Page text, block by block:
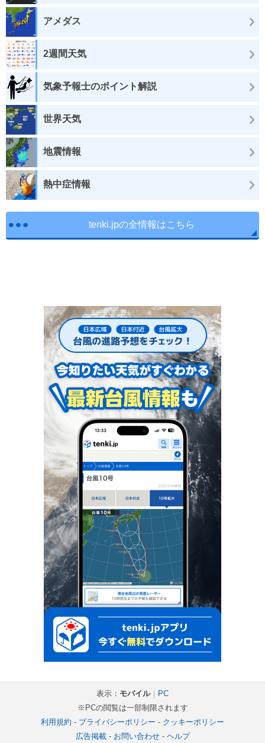
アメダス
2週間天気
気象予報士のポイント解説
世界天気
地震情報
熱中症情報
tenki.jpの全情報はこちら
表示： モバイル｜ PC
※PCの閲覧は一部制限されます
利用規約 - プライバシーポリシー - クッキーポリシー
広告掲載- お問い合わせ- ヘルプ